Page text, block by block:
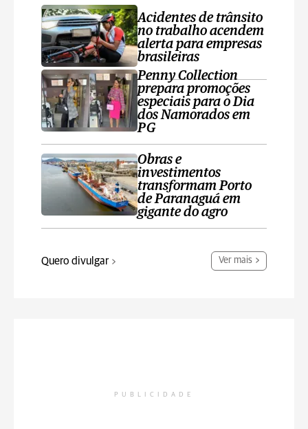
Acidentes de trânsito
no trabalho acendem
alerta para empresas
brasileiras
Penny Collection
prepara promoções
especiais para o Dia
dos Namorados em
PG
Obras e
investimentos
transformam Porto
de Paranaguá em
gigante do agro
Quero divulgar Ver mais
PUBLICIDADE